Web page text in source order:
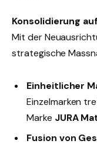
Konsolidierung
Mit der
strategische
Einheitlicher
Einzelmarken
Marke JURA
Fusion von